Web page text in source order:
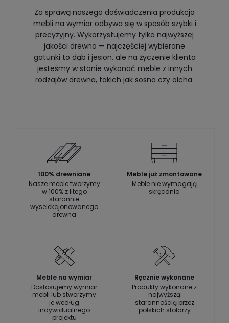
Za sprawą naszego doświadczenia produkcja
mebli na wymiar odbywa się w sposób szybki i
precyzyjny. Wykorzystujemy tylko najwyższej
jakości drewno — najczęściej wybierane
gatunki to dąb i jesion, ale na życzenie klienta
jesteśmy w stanie wykonać meble z innych
rodzajów drewna, takich jak sosna czy olcha.
100% drewniane
Nasze meble tworzymy
w 100% z litego
starannie
wyselekcjonowanego
drewna
Meble już zmontowane
Meble nie wymagają
skręcania
Meble na wymiar
Dostosujemy wymiar
mebli lub stworzymy
je według
indywidualnego
projektu
Ręcznie wykonane
Produkty wykonane z
najwyższą
starannością przez
polskich stolarzy